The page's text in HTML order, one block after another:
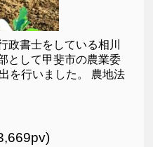
政書士をしている相川
として甲斐市の農業委
を行いました。 農地法